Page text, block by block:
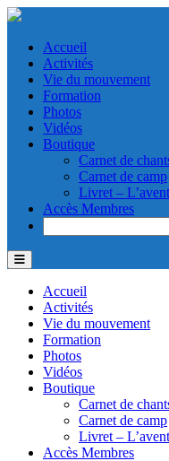
Accueil
Activités
Vie du mouvement
Formation
Photos
Vidéos
Boutique
Carnet de
Carnet de camp
Livret –
Accès Membres
Accueil
Activités
Vie du mouvement
Formation
Photos
Vidéos
Boutique
Carnet de
Carnet de camp
Livret –
Accès Membres